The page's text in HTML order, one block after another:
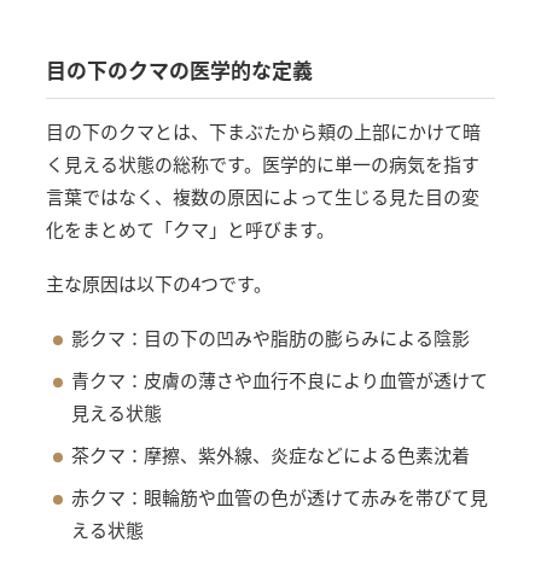
目の下のクマの医学的な定義
目の下のクマとは、下まぶたから頬の上部にかけて暗
く見える状態の総称です。医学的に単一の病気を指す
言葉ではなく、複数の原因によって生じる見た目の変
化をまとめて「クマ」と呼びます。
主な原因は以下の4つです。
影クマ：目の下の凹みや脂肪の膨らみによる陰影
青クマ：皮膚の薄さや血行不良により血管が透けて
見える状態
茶クマ：摩擦、紫外線、炎症などによる色素沈着
赤クマ：眼輪筋や血管の色が透けて赤みを帯びて見
える状態